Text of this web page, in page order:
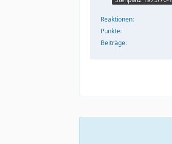
Reaktionen
Punkte
Beiträge